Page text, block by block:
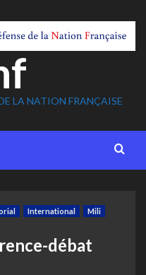
LA NATION FRANÇAISE
International
Mili
débat